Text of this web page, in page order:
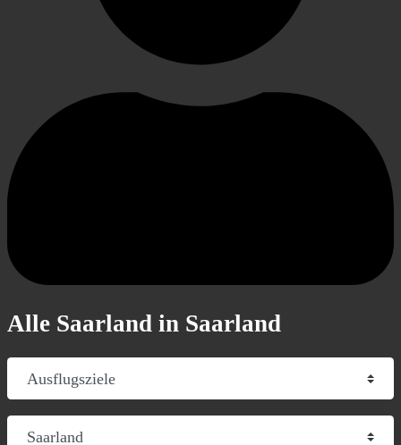
Alle Saarland in Saarland
Suchtyp auswählen
Region